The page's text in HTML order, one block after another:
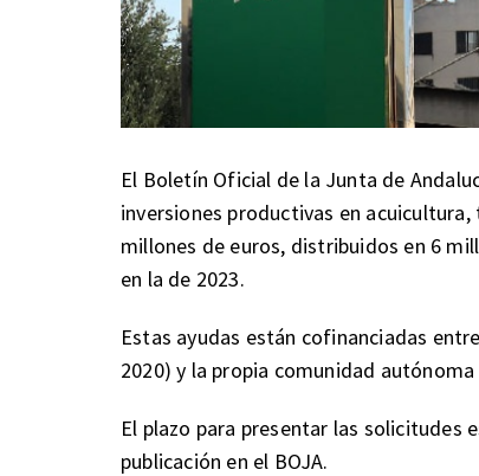
El Boletín Oficial de la Junta de
inversiones productivas en
millones de euros, distribuidos en 6
en la de 2023.
Estas ayudas están cofinanciadas
2020) y la propia comunidad autónoma
El plazo para presentar las solicitudes
publicación en el BOJA.